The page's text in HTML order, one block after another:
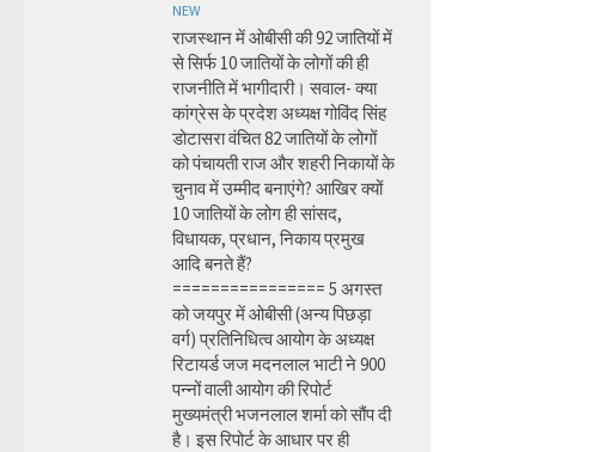
NEW
राजस्थान में ओबीसी की 92 जातियों में
से सिर्फ 10 जातियों के लोगों की ही
राजनीति में भागीदारी। सवाल- क्या
कांग्रेस के प्रदेश अध्यक्ष गोविंद सिंह
डोटासरा वंचित 82 जातियों के लोगों
को पंचायती राज और शहरी निकायों के
चुनाव में उम्मीद बनाएंगे? आखिर क्यों
10 जातियों के लोग ही सांसद,
विधायक, प्रधान, निकाय प्रमुख
आदि बनते हैं?
================ 5 अगस्त
को जयपुर में ओबीसी (अन्य पिछड़ा
वर्ग) प्रतिनिधित्व आयोग के अध्यक्ष
रिटायर्ड जज मदनलाल भाटी ने 900
पन्नों वाली आयोग की रिपोर्ट
मुख्यमंत्री भजनलाल शर्मा को सौंप दी
है। इस रिपोर्ट के आधार पर ही